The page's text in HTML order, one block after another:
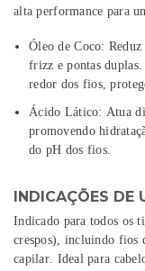
alta performance para
Óleo de Coco:
frizz e pontas
redor dos fios,
Ácido Lático: Atua
promovendo
do pH dos fios.
INDICAÇÕES DE
Indicado para todos os
crespos), incluindo fios
capilar. Ideal para